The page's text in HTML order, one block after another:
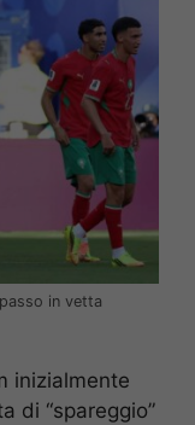
in vetta
inizialmente
di “spareggio”